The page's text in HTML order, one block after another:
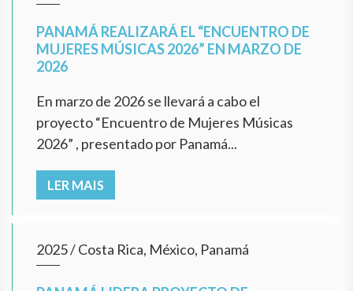
PANAMÁ REALIZARÁ EL “ENCUENTRO DE
MUJERES MÚSICAS 2026” EN MARZO DE
2026
En marzo de 2026 se llevará a cabo el
proyecto “Encuentro de Mujeres Músicas
2026” , presentado por Panamá...
LER MAIS
2025/Costa Rica, México, Panamá